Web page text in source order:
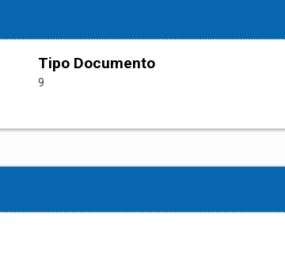
Tipo Documento
9